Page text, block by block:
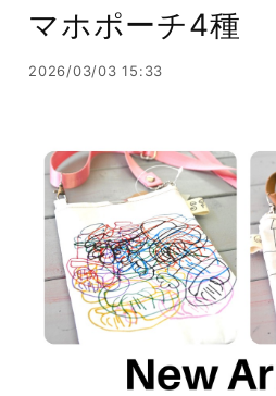
マホポーチ4種
2026/03/03 15:33